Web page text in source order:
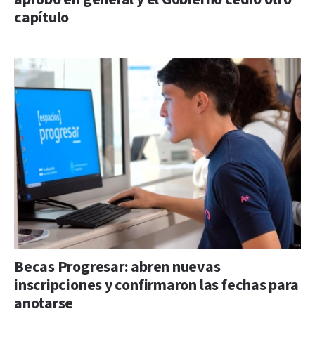
capítulo
Becas Progresar: abren nuevas
inscripciones y confirmaron las fechas para
anotarse